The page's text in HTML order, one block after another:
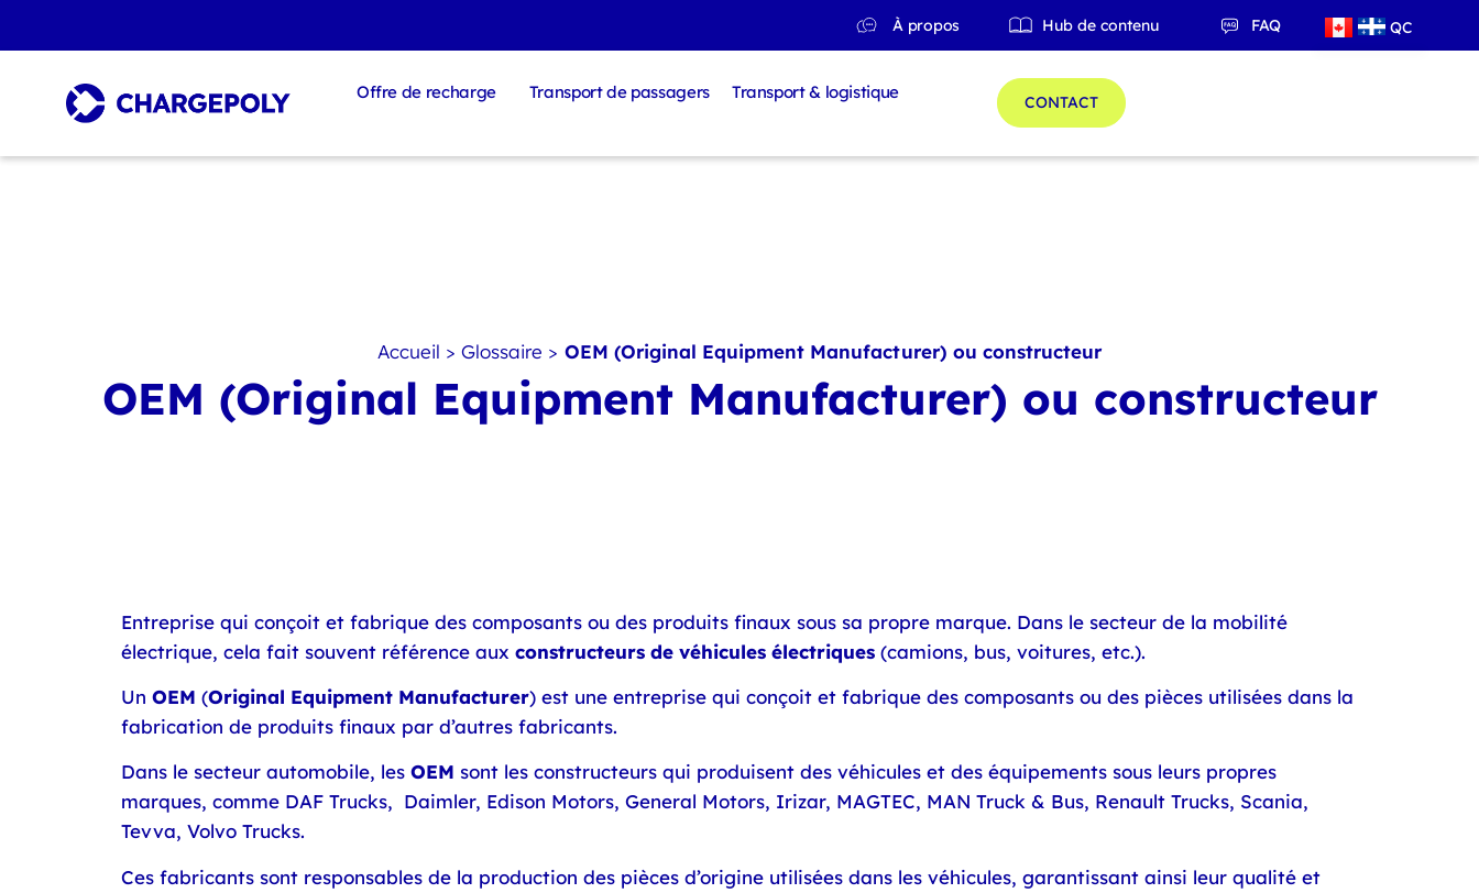
À propos Hub de contenu FAQ QC
ES
Offre de recharge Transport de passagers Transport & logistique
CONTACT
Accueil >Glossaire > OEM (Original Equipment Manufacturer) ou constructeur
OEM (Original Equipment Manufacturer) ou constructeur
Entreprise qui conçoit et fabrique des composants ou des produits finaux sous sa propre marque. Dans le secteur de la mobilité
électrique, cela fait souvent référence aux constructeurs de véhicules électriques (camions, bus, voitures, etc.).
Un OEM (Original Equipment Manufacturer) est une entreprise qui conçoit et fabrique des composants ou des pièces utilisées dans la
fabrication de produits finaux par d’autres fabricants.
Dans le secteur automobile, les OEM sont les constructeurs qui produisent des véhicules et des équipements sous leurs propres
marques, comme DAF Trucks, Daimler, Edison Motors, General Motors, Irizar, MAGTEC, MAN Truck & Bus, Renault Trucks, Scania,
Tevva, Volvo Trucks.
Ces fabricants sont responsables de la production des pièces d’origine utilisées dans les véhicules, garantissant ainsi leur qualité et